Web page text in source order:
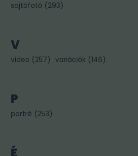
sajtófotó (293)
V
video (257) variációk (146)
P
portré (253)